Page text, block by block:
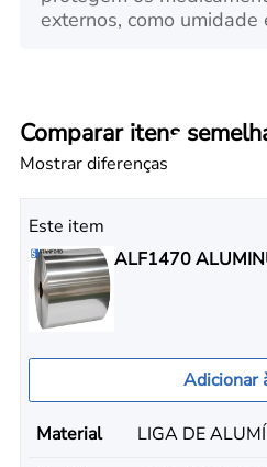
externos, como umidade
Comparar itens
Mostrar diferenças
Este item
ALF1470
Adicionar
Material
LIGA DE